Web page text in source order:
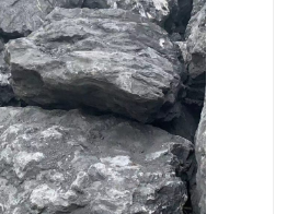
大型石雕
异型石材
刻字石